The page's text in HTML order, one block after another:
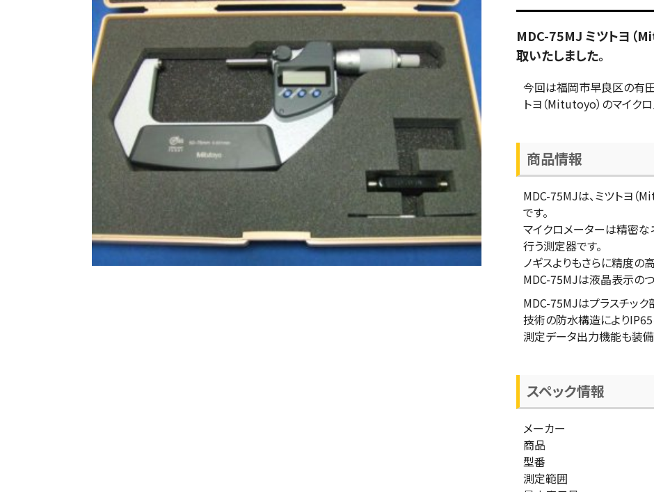
MDC-75MJ ミツトヨ（
取いたしました。
今回は福岡市早良区の有
トヨ（Mitutoyo）のマイク
商品情報
MDC-75MJは、ミツトヨ（
です。
マイクロメーターは精密
行う測定器です。
ノギスよりもさらに精度の
MDC-75MJは液晶表示のつ
MDC-75MJはプラスチッ
技術の防水構造によりIP65
測定データ出力機能も装備
スペック情報
メーカー
商品
型番
測定範囲